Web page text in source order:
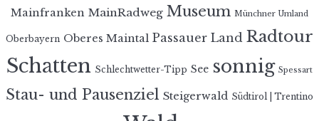
Mainfranken MainRadweg Museum Münchner Umland
Oberbayern Oberes Maintal Passauer Land Radtour
Schatten Schlechtwetter-Tipp See sonnig Spessart
Stau- und Pausenziel Steigerwald Südtirol | Trentino